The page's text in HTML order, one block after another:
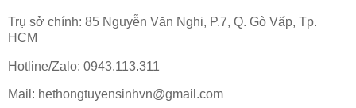
Trụ sở chính: 85 Nguyễn Văn Nghi, P.7, Q. Gò Vấp, Tp.
HCM
Hotline/Zalo: 0943.113.311
Mail: hethongtuyensinhvn@gmail.com